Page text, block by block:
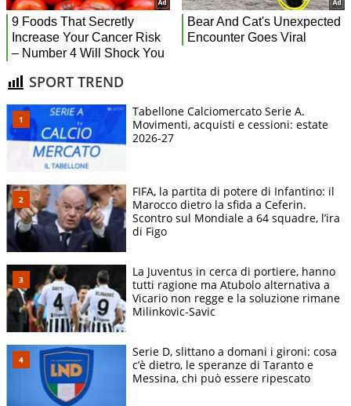
SPORT TREND
Tabellone Calciomercato Serie A.
Movimenti, acquisti e cessioni: estate
2026-27
FIFA, la partita di potere di Infantino: il
Marocco dietro la sfida a Ceferin.
Scontro sul Mondiale a 64 squadre, l’ira
di Figo
La Juventus in cerca di portiere, hanno
tutti ragione ma Atubolo alternativa a
Vicario non regge e la soluzione rimane
Milinkovic-Savic
Serie D, slittano a domani i gironi: cosa
c’è dietro, le speranze di Taranto e
Messina, chi può essere ripescato